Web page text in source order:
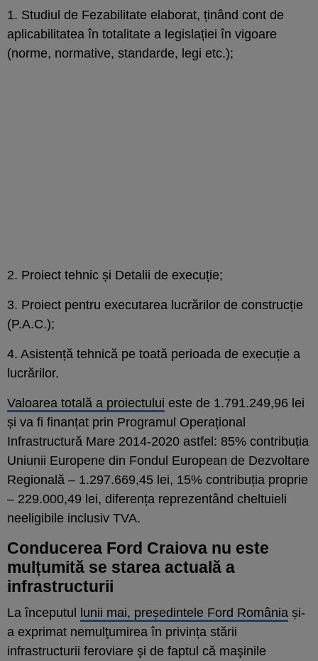
1. Studiul de Fezabilitate elaborat, ținând cont de
aplicabilitatea în totalitate a legislației în vigoare
(norme, normative, standarde, legi etc.);
2. Proiect tehnic și Detalii de execuție;
3. Proiect pentru executarea lucrărilor de construcție
(P.A.C.);
4. Asistență tehnică pe toată perioada de execuție a
lucrărilor.
Valoarea totală a proiectului este de 1.791.249,96 lei
și va fi finanțat prin Programul Operațional
Infrastructură Mare 2014-2020 astfel: 85% contribuția
Uniunii Europene din Fondul European de Dezvoltare
Regională – 1.297.669,45 lei, 15% contribuția proprie
– 229.000,49 lei, diferența reprezentând cheltuieli
neeligibile inclusiv TVA.
Conducerea Ford Craiova nu este
mulțumită se starea actuală a
infrastructurii
La începutul lunii mai, președintele Ford România și-
a exprimat nemulţumirea în privința stării
infrastructurii feroviare şi de faptul că maşinile